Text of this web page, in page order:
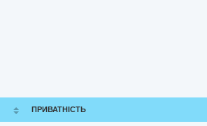
ПРИВАТНІСТЬ